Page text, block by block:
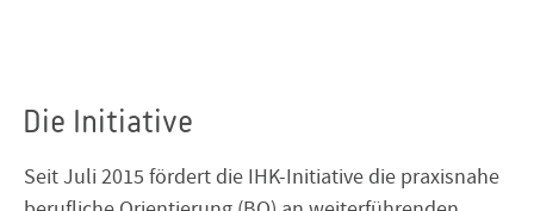
Die Initiative
Seit Juli 2015 fördert die IHK-Initiative die praxisnahe